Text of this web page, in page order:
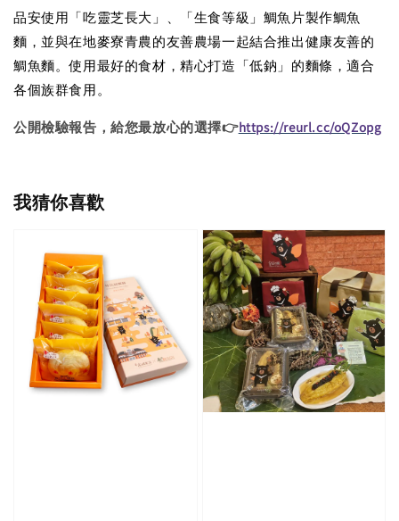
品安使用「吃靈芝長大」、「生食等級」鯛魚片製作鯛魚
麵，並與在地麥寮青農的友善農場一起結合推出健康友善的
鯛魚麵。使用最好的食材，精心打造「低鈉」的麵條，適合
各個族群食用。
公開檢驗報告，給您最放心的選擇👉https://reurl.cc/oQZopg
我猜你喜歡